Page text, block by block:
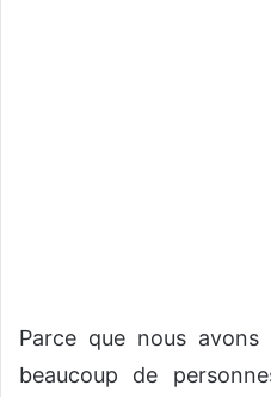
Parce que nous
beaucoup de